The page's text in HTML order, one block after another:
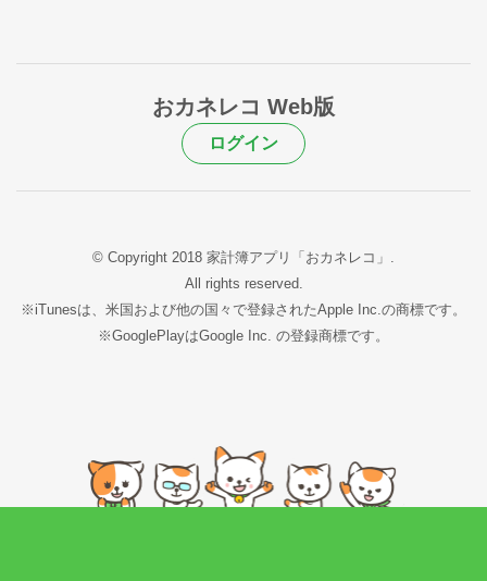
おカネレコ Web版
ログイン
© Copyright 2018 家計簿アプリ「おカネレコ」.
All rights reserved.
※iTunesは、米国および他の国々で登録されたApple Inc.の商標です。
※GooglePlayはGoogle Inc. の登録商標です。